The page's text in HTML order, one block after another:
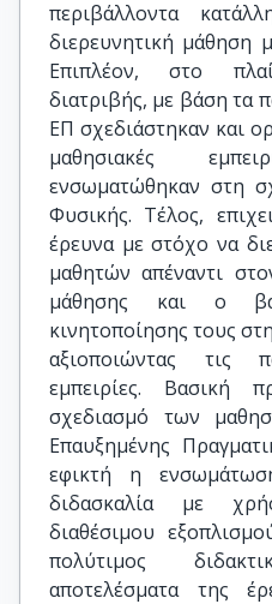
περιβάλλοντα
διερευνητική μάθηση
Επιπλέον, στο
διατριβής, με βάση τα
ΕΠ σχεδιάστηκαν και
μαθησιακές
ενσωματώθηκαν στη
Φυσικής. Τέλος,
έρευνα με στόχο να
μαθητών απέναντι
μάθησης και ο
κινητοποίησης τους
αξιοποιώντας τις
εμπειρίες. Βασική
σχεδιασμό των
Επαυξημένης
εφικτή η
διδασκαλία με
διαθέσιμου
πολύτιμος
αποτελέσματα της